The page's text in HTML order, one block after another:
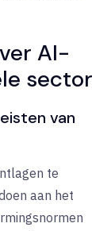
AI-
sector
van
te
aan het